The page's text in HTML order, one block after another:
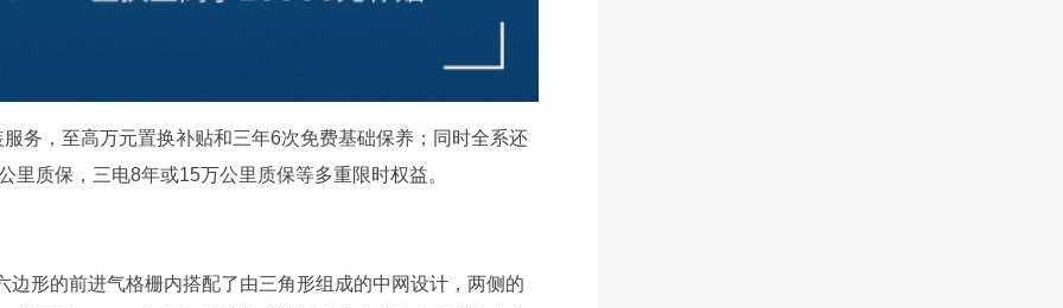
务，至高万元置换补贴和三年6次免费基础保养；同时全系还
质保，三电8年或15万公里质保等多重限时权益。
形的前进气格栅内搭配了由三角形组成的中网设计，两侧的